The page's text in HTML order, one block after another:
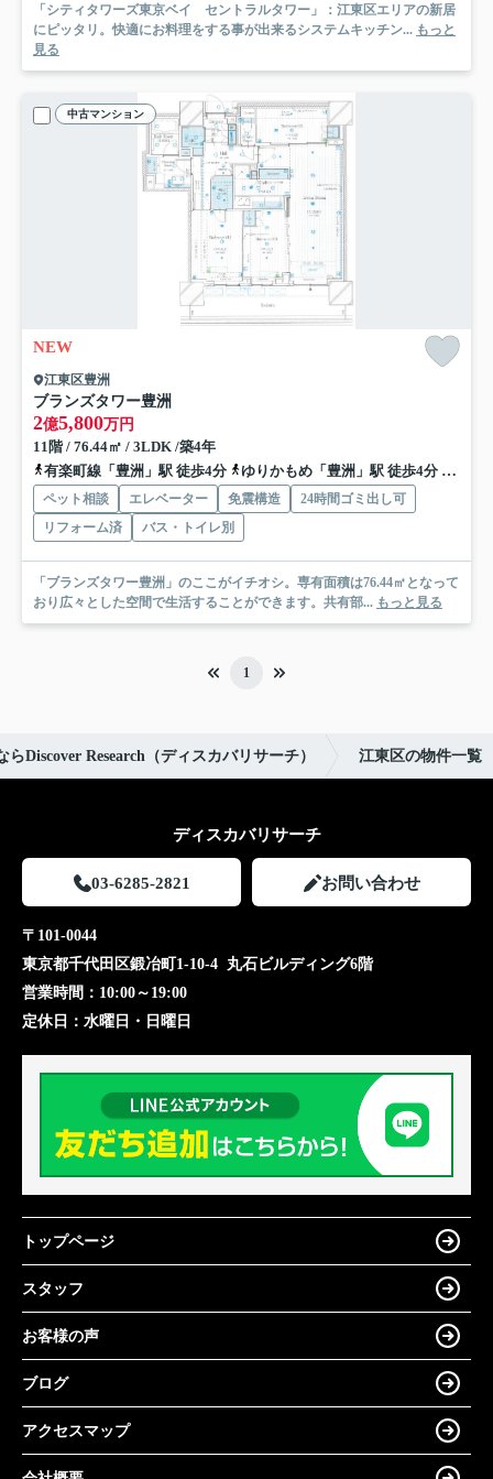
「シティタワーズ東京ベイ セントラルタワー」：江東区エリアの新居
にピッタリ。快適にお料理をする事が出来るシステムキッチン... もっと
見る
中古マンション
NEW
江東区豊洲
ブランズタワー豊洲
2億5,800万円
11階 / 76.44㎡ / 3LDK /築4年
有楽町線「豊洲」駅 徒歩4分
ゆりかもめ「豊洲」駅 徒歩4分 ゆり
ペット相談 エレベーター 免震構造
24時間ゴミ出し可
リフォーム済
バス・トイレ別
「ブランズタワー豊洲」のここがイチオシ。専有面積は76.44㎡となって
おり広々とした空間で生活することができます。共有部... もっと見る
1
Discover Research（ディスカバリサーチ） 江東区の物件一覧
ディスカバリサーチ
03-6285-2821 お問い合わせ
〒101-0044
東京都千代田区鍛冶町1-10-4 丸石ビルディング6階
営業時間： 10:00～19:00
定休日： 水曜日・日曜日
トップページ
スタッフ
お客様の声
ブログ
アクセスマップ